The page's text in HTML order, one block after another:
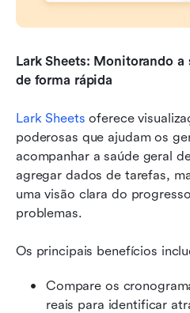
Lark Sheets: Monitorando a
de forma rápida
Lark Sheets oferece
poderosas que ajudam os
acompanhar a saúde geral
agregar dados de tarefas,
uma visão clara do
problemas.
Os principais benefícios
Compare os
reais para identificar